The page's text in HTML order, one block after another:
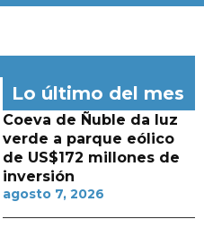
Lo último del mes
Coeva de Ñuble da luz
verde a parque eólico
de US$172 millones de
inversión
agosto 7, 2026